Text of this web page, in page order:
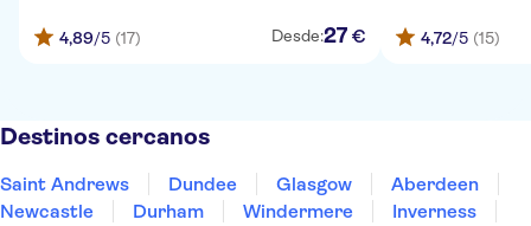
4,89/5 (17) Desde:27 € 4,72/5 (15)
Destinos cercanos
Saint Andrews Dundee Glasgow
Aberdeen
Newcastle
Durham Windermere
Inverness